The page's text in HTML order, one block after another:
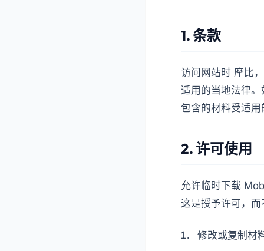
1. 条款
访问网站时 摩比
适用的当地法律
包含的材料受适
2. 许可使用
允许临时下载
这是授予许可，
修改或复制材